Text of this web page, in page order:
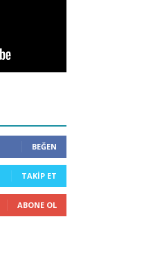
BEĞEN
TAKIP ET
ABONE OL